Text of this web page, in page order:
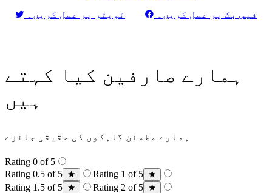
ٹویٹر پر عمل کریں۔
فیس بک پر عمل کریں۔
ہمارے صارفین کیا کہتے
ہیں
ہمارے مطمئن گاہکوں کی حقیقی جائزے
Rating 0 of 5
Rating 0.5 of 5
Rating 1 of 5
Rating 1.5 of 5
Rating 2 of 5